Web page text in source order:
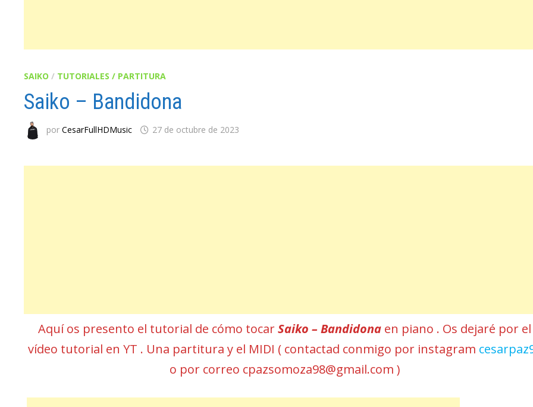
SAIKO / TUTORIALES / PARTITURA
Saiko – Bandidona
porCesarFullHDMusic 27 de octubre de 2023
Aquí os presento el tutorial de cómo tocarSaiko – Bandidona en piano . Os dejaré por el
vídeo tutorial en YT . Una partitura y el MIDI ( contactad conmigo por instagram
o por correo cpazsomoza98@gmail.com )